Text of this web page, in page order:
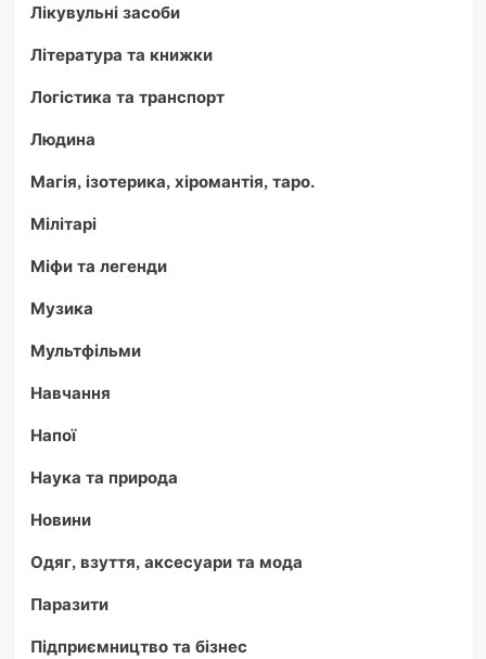
Лікувульні засоби
Література та книжки
Логістика та транспорт
Людина
Магія, ізотерика, хіромантія, таро.
Мілітарі
Міфи та легенди
Музика
Мультфільми
Навчання
Напої
Наука та природа
Новини
Одяг, взуття, аксесуари та мода
Паразити
Підприємництво та бізнес